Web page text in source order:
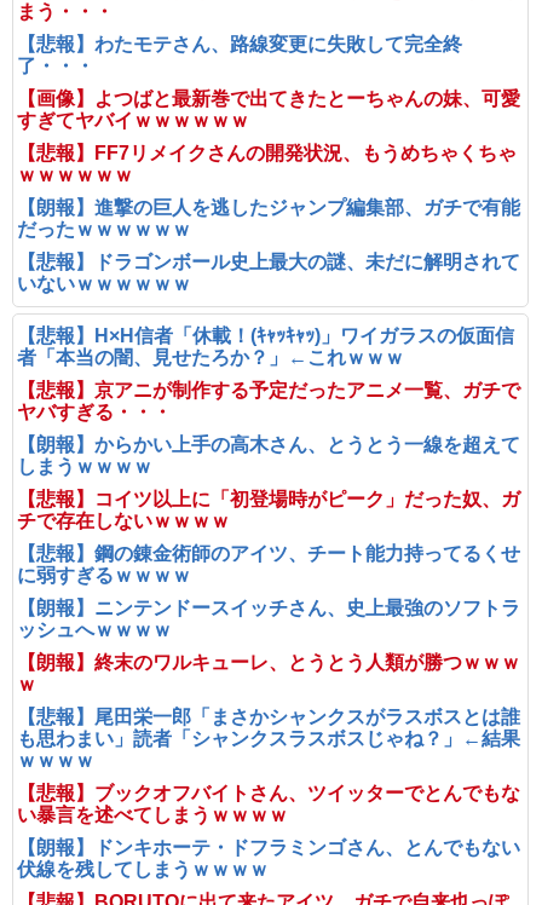
まう・・・
【悲報】わたモテさん、路線変更に失敗して完全終
了・・・
【画像】よつばと最新巻で出てきたとーちゃんの妹、可愛
すぎてヤバイｗｗｗｗｗｗ
【悲報】FF7リメイクさんの開発状況、もうめちゃくちゃ
ｗｗｗｗｗｗ
【朗報】進撃の巨人を逃したジャンプ編集部、ガチで有能
だったｗｗｗｗｗｗ
【悲報】ドラゴンボール史上最大の謎、未だに解明されて
いないｗｗｗｗｗｗ
【悲報】H×H信者「休載！(ｷｬｯｷｬｯ)」ワイガラスの仮面信
者「本当の闇、見せたろか？」←これｗｗｗ
【悲報】京アニが制作する予定だったアニメ一覧、ガチで
ヤバすぎる・・・
【朗報】からかい上手の高木さん、とうとう一線を超えて
しまうｗｗｗｗ
【悲報】コイツ以上に「初登場時がピーク」だった奴、ガ
チで存在しないｗｗｗｗ
【悲報】鋼の錬金術師のアイツ、チート能力持ってるくせ
に弱すぎるｗｗｗｗ
【朗報】ニンテンドースイッチさん、史上最強のソフトラ
ッシュへｗｗｗｗ
【朗報】終末のワルキューレ、とうとう人類が勝つｗｗｗ
ｗ
【悲報】尾田栄一郎「まさかシャンクスがラスボスとは誰
も思わまい」読者「シャンクスラスボスじゃね？」←結果
ｗｗｗｗ
【悲報】ブックオフバイトさん、ツイッターでとんでもな
い暴言を述べてしまうｗｗｗｗ
【朗報】ドンキホーテ・ドフラミンゴさん、とんでもない
伏線を残してしまうｗｗｗｗ